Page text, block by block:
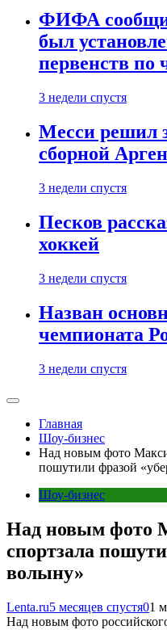
ФИФА
был
первенств по
3 недели спустя
Месси решил
сборной
3 недели спустя
Песков
хоккей
3 недели спустя
Назван
чемпионата
3 недели спустя
Главная
Шоу-бизнес
Над новым фото
пошутили фразой
Шоу-бизнес
Над новым фото
спортзала
волыну»
Lenta.ru5 месяцев спустя01
Над новым фото